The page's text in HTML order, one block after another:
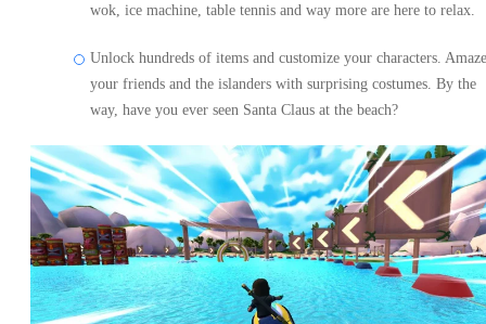
wok, ice machine, table tennis and way more are here to relax.
Unlock hundreds of items and customize your characters. Amaze
your friends and the islanders with surprising costumes. By the
way, have you ever seen Santa Claus at the beach?